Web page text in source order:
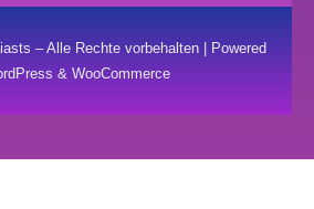
– Alle Rechte vorbehalten | Powered
& WooCommerce